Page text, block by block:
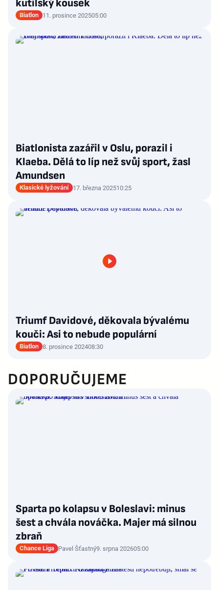
kutilský kousek
Biatlon 11. prosince 202505:00
Biatlonista zazářil v Oslu, porazil i
Klaeba. Dělá to líp než svůj sport, žasl
Amundsen
Klasické lyžování 17. března 202510:25
Triumf Davidové, děkovala bývalému
kouči: Asi to nebude populární
Biatlon 8. prosince 202408:30
DOPORUČUJEME
Sparta po kolapsu v Boleslavi: minus
šest a chvála nováčka. Majer má silnou
zbraň
Chance Liga Pavel Šťastný9. srpna 202605:00